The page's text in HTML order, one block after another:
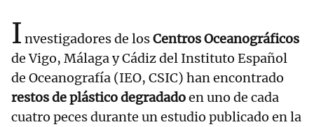
I nvestigadores de losCentros Oceanográficos
de Vigo, Málaga y Cádiz del Instituto Español
de Oceanografía (IEO, CSIC) han encontrado
restos de plástico degradadoen uno de cada
cuatro peces durante un estudio publicado en la